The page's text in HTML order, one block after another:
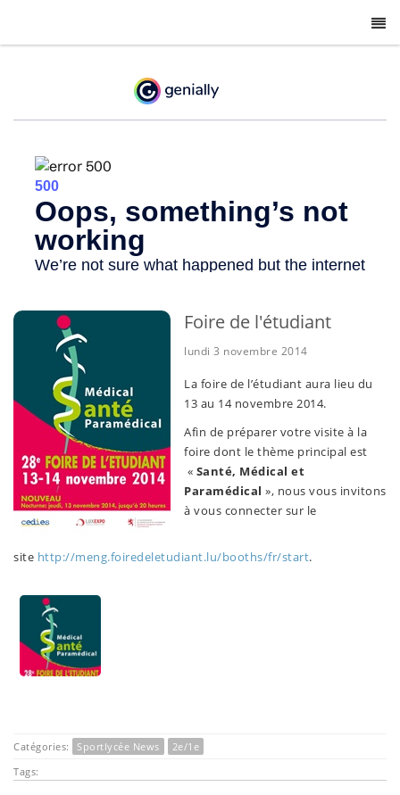
Foire de l'étudiant
lundi 3 novembre 2014
La foire de l’étudiant aura lieu du
13 au 14 novembre 2014.
Afin de préparer votre visite à la
foire dont le thème principal est
« Santé, Médical et
Paramédical », nous vous invitons
à vous connecter sur le
site http://meng.foiredeletudiant.lu/booths/fr/start.
Catégories: Sportlycée News
2e/1e
Tags: